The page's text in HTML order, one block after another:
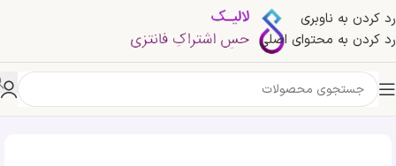
رد کردن به ناوبری
رد کردن به محتوای اصلی
خانه »فروشگاه »ادکلن مردانه فراگرنس ورد مدل براون ارکید | brown orchid